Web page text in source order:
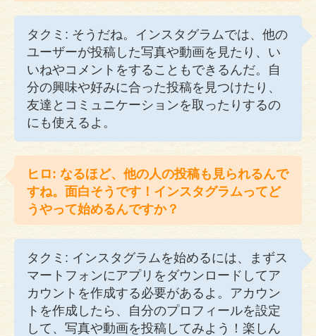
タクミ: そうだね。インスタグラムでは、他の
ユーザーが投稿した写真や動画を見たり、い
いねやコメントをすることもできるんだ。自
分の興味や好みに合った投稿を見つけたり、
友達とコミュニケーションを取ったりするの
にも使えるよ。
ヒロ: なるほど、他の人の投稿も見られるんで
すね。面白そうです！インスタグラムってど
うやって始めるんですか？
タクミ: インスタグラムを始めるには、まずス
マートフォンにアプリをダウンロードしてア
カウントを作成する必要があるよ。アカウン
トを作成したら、自分のプロフィールを設定
して、写真や動画を投稿してみよう！楽しん